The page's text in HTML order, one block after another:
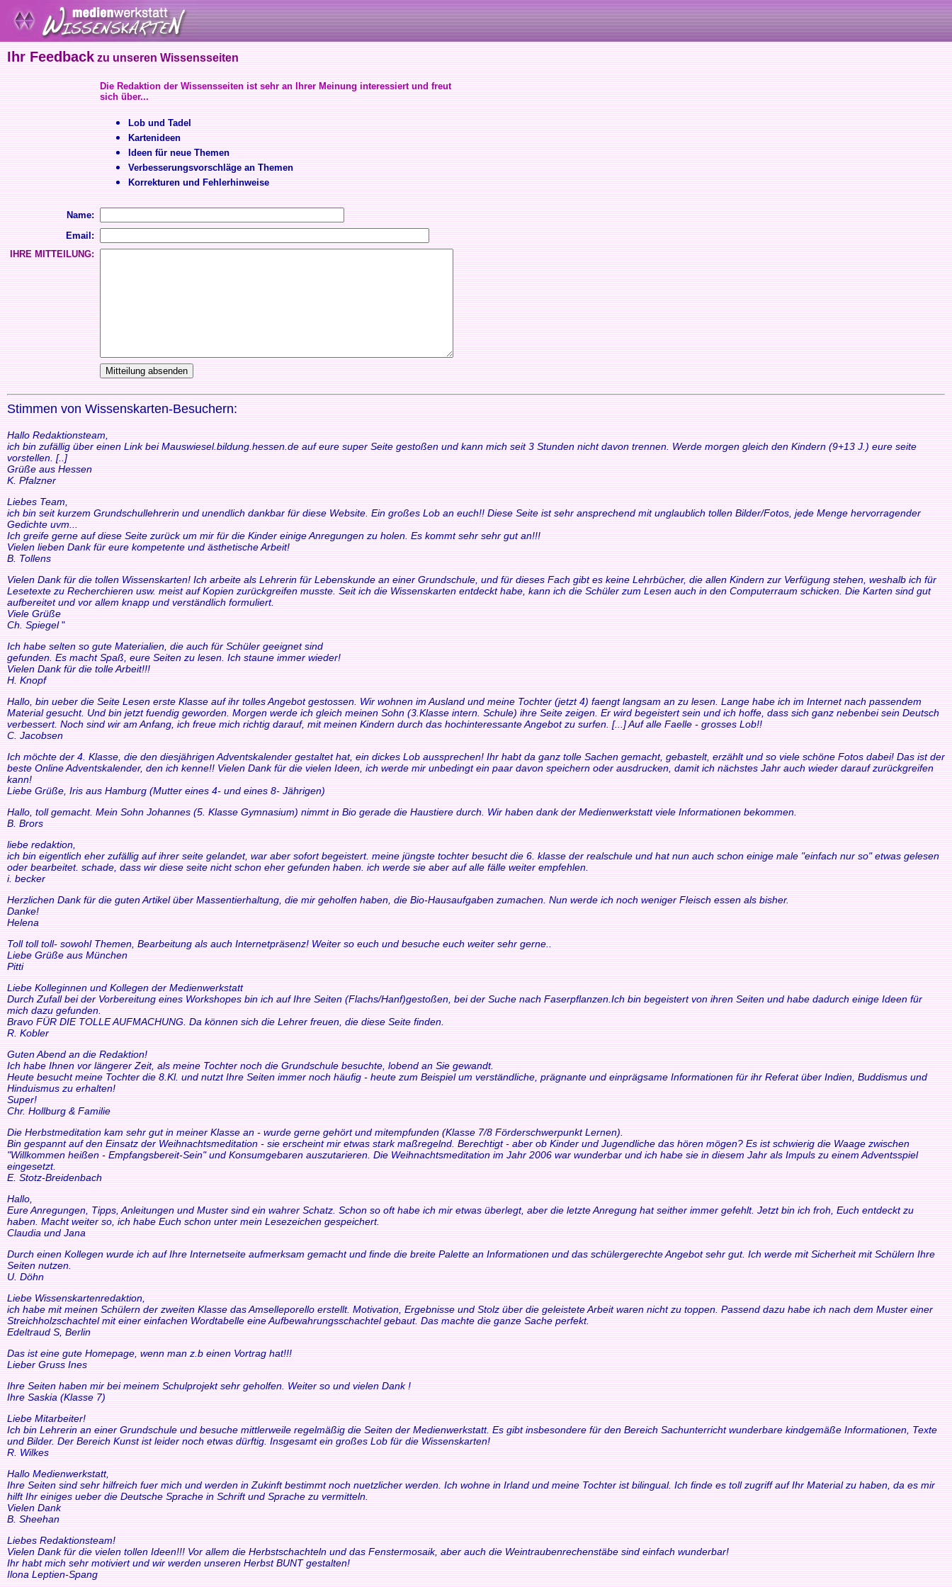
Ihr Feedback zu unseren Wissensseiten
Die Redaktion der Wissensseiten ist sehr an Ihrer Meinung interessiert und freut
sich über...
Lob und Tadel
Kartenideen
Ideen für neue Themen
Verbesserungsvorschläge an Themen
Korrekturen und Fehlerhinweise
Name:
Email:
IHRE MITTEILUNG:
Stimmen von Wissenskarten-Besuchern:
Hallo Redaktionsteam,
ich bin zufällig über einen Link bei Mauswiesel.bildung.hessen.de auf eure super Seite gestoßen und kann mich seit 3 Stunden nicht davon trennen. Werde morgen gleich den Kindern (9+13 J.) eure seite
vorstellen. [..]
Grüße aus Hessen
K. Pfalzner
Liebes Team,
ich bin seit kurzem Grundschullehrerin und unendlich dankbar für diese Website. Ein großes Lob an euch!! Diese Seite ist sehr ansprechend mit unglaublich tollen Bilder/Fotos, jede Menge hervorragender
Gedichte uvm...
Ich greife gerne auf diese Seite zurück um mir für die Kinder einige Anregungen zu holen. Es kommt sehr sehr gut an!!!
Vielen lieben Dank für eure kompetente und ästhetische Arbeit!
B. Tollens
Vielen Dank für die tollen Wissenskarten! Ich arbeite als Lehrerin für Lebenskunde an einer Grundschule, und für dieses Fach gibt es keine Lehrbücher, die allen Kindern zur Verfügung stehen, weshalb ich für
Lesetexte zu Recherchieren usw. meist auf Kopien zurückgreifen musste. Seit ich die Wissenskarten entdeckt habe, kann ich die Schüler zum Lesen auch in den Computerraum schicken. Die Karten sind gut
aufbereitet und vor allem knapp und verständlich formuliert.
Viele Grüße
Ch. Spiegel"
Ich habe selten so gute Materialien, die auch für Schüler geeignet sind
gefunden. Es macht Spaß, eure Seiten zu lesen. Ich staune immer wieder!
Vielen Dank für die tolle Arbeit!!!
H. Knopf
Hallo, bin ueber die Seite Lesen erste Klasse auf ihr tolles Angebot gestossen. Wir wohnen im Ausland und meine Tochter (jetzt 4) faengt langsam an zu lesen. Lange habe ich im Internet nach passendem
Material gesucht. Und bin jetzt fuendig geworden. Morgen werde ich gleich meinen Sohn (3.Klasse intern. Schule) ihre Seite zeigen. Er wird begeistert sein und ich hoffe, dass sich ganz nebenbei sein Deutsch
verbessert. Noch sind wir am Anfang, ich freue mich richtig darauf, mit meinen Kindern durch das hochinteressante Angebot zu surfen. [...] Auf alle Faelle - grosses Lob!!
C. Jacobsen
Ich möchte der 4. Klasse, die den diesjährigen Adventskalender gestaltet hat, ein dickes Lob aussprechen! Ihr habt da ganz tolle Sachen gemacht, gebastelt, erzählt und so viele schöne Fotos dabei! Das ist der
beste Online Adventskalender, den ich kenne!! Vielen Dank für die vielen Ideen, ich werde mir unbedingt ein paar davon speichern oder ausdrucken, damit ich nächstes Jahr auch wieder darauf zurückgreifen
kann!
Liebe Grüße, Iris aus Hamburg (Mutter eines 4- und eines 8- Jährigen)
Hallo, toll gemacht. Mein Sohn Johannes (5. Klasse Gymnasium) nimmt in Bio gerade die Haustiere durch. Wir haben dank der Medienwerkstatt viele Informationen bekommen.
B. Brors
liebe redaktion,
ich bin eigentlich eher zufällig auf ihrer seite gelandet, war aber sofort begeistert. meine jüngste tochter besucht die 6. klasse der realschule und hat nun auch schon einige male "einfach nur so" etwas gelesen
oder bearbeitet. schade, dass wir diese seite nicht schon eher gefunden haben. ich werde sie aber auf alle fälle weiter empfehlen.
i. becker
Herzlichen Dank für die guten Artikel über Massentierhaltung, die mir geholfen haben, die Bio-Hausaufgaben zumachen. Nun werde ich noch weniger Fleisch essen als bisher.
Danke!
Helena
Toll toll toll- sowohl Themen, Bearbeitung als auch Internetpräsenz! Weiter so euch und besuche euch weiter sehr gerne..
Liebe Grüße aus München
Pitti
Liebe Kolleginnen und Kollegen der Medienwerkstatt
Durch Zufall bei der Vorbereitung eines Workshopes bin ich auf Ihre Seiten (Flachs/Hanf)gestoßen, bei der Suche nach Faserpflanzen.Ich bin begeistert von ihren Seiten und habe dadurch einige Ideen für
mich dazu gefunden.
Bravo FÜR DIE TOLLE AUFMACHUNG. Da können sich die Lehrer freuen, die diese Seite finden.
R. Kobler
Guten Abend an die Redaktion!
Ich habe Ihnen vor längerer Zeit, als meine Tochter noch die Grundschule besuchte, lobend an Sie gewandt.
Heute besucht meine Tochter die 8.Kl. und nutzt Ihre Seiten immer noch häufig - heute zum Beispiel um verständliche, prägnante und einprägsame Informationen für ihr Referat über Indien, Buddismus und
Hinduismus zu erhalten!
Super!
Chr. Hollburg & Familie
Die Herbstmeditation kam sehr gut in meiner Klasse an - wurde gerne gehört und mitempfunden (Klasse 7/8 Förderschwerpunkt Lernen).
Bin gespannt auf den Einsatz der Weihnachtsmeditation - sie erscheint mir etwas stark maßregelnd. Berechtigt - aber ob Kinder und Jugendliche das hören mögen? Es ist schwierig die Waage zwischen
"Willkommen heißen - Empfangsbereit-Sein" und Konsumgebaren auszutarieren. Die Weihnachtsmeditation im Jahr 2006 war wunderbar und ich habe sie in diesem Jahr als Impuls zu einem Adventsspiel
eingesetzt.
E. Stotz-Breidenbach
Hallo,
Eure Anregungen, Tipps, Anleitungen und Muster sind ein wahrer Schatz. Schon so oft habe ich mir etwas überlegt, aber die letzte Anregung hat seither immer gefehlt. Jetzt bin ich froh, Euch entdeckt zu
haben. Macht weiter so, ich habe Euch schon unter mein Lesezeichen gespeichert.
Claudia und Jana
Durch einen Kollegen wurde ich auf Ihre Internetseite aufmerksam gemacht und finde die breite Palette an Informationen und das schülergerechte Angebot sehr gut. Ich werde mit Sicherheit mit Schülern Ihre
Seiten nutzen.
U. Döhn
Liebe Wissenskartenredaktion,
ich habe mit meinen Schülern der zweiten Klasse das Amselleporello erstellt. Motivation, Ergebnisse und Stolz über die geleistete Arbeit waren nicht zu toppen. Passend dazu habe ich nach dem Muster einer
Streichholzschachtel mit einer einfachen Wordtabelle eine Aufbewahrungsschachtel gebaut. Das machte die ganze Sache perfekt.
Edeltraud S, Berlin
Das ist eine gute Homepage, wenn man z.b einen Vortrag hat!!!
Lieber Gruss Ines
Ihre Seiten haben mir bei meinem Schulprojekt sehr geholfen. Weiter so und vielen Dank !
Ihre Saskia (Klasse 7)
Liebe Mitarbeiter!
Ich bin Lehrerin an einer Grundschule und besuche mittlerweile regelmäßig die Seiten der Medienwerkstatt. Es gibt insbesondere für den Bereich Sachunterricht wunderbare kindgemäße Informationen, Texte
und Bilder. Der Bereich Kunst ist leider noch etwas dürftig. Insgesamt ein großes Lob für die Wissenskarten!
R. Wilkes
Hallo Medienwerkstatt,
Ihre Seiten sind sehr hilfreich fuer mich und werden in Zukinft bestimmt noch nuetzlicher werden. Ich wohne in Irland und meine Tochter ist bilingual. Ich finde es toll zugriff auf Ihr Material zu haben, da es mir
hilft Ihr einiges ueber die Deutsche Sprache in Schrift und Sprache zu vermitteln.
Vielen Dank
B. Sheehan
Liebes Redaktionsteam!
Vielen Dank für die vielen tollen Ideen!!! Vor allem die Herbstschachteln und das Fenstermosaik, aber auch die Weintraubenrechenstäbe sind einfach wunderbar!
Ihr habt mich sehr motiviert und wir werden unseren Herbst BUNT gestalten!
Ilona Leptien-Spang